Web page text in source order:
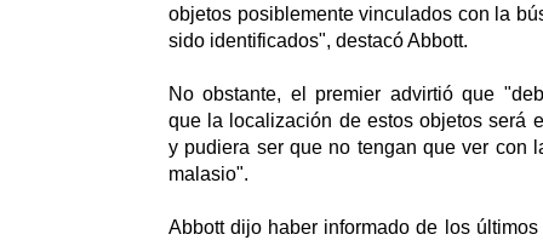
objetos posiblemente vinculados con la
sido identificados", destacó Abbott.
No obstante, el premier advirtió que
que la localización de estos objetos será
y pudiera ser que no tengan que ver con
malasio".
Abbott dijo haber informado de los